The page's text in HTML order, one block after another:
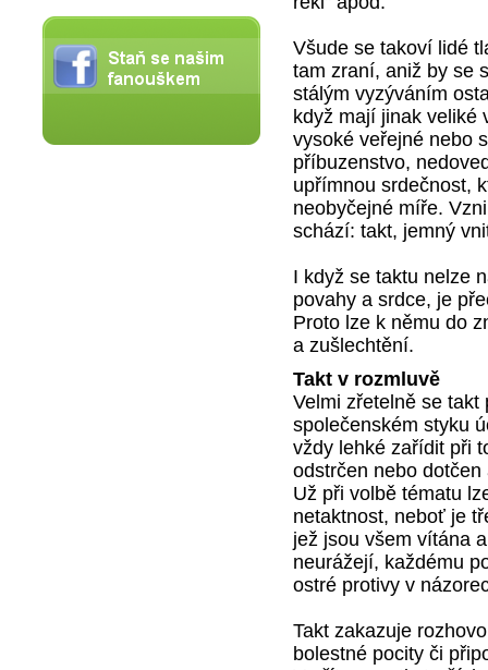
Všude se takoví lidé
tam zraní, aniž by se
stálým vyzýváním
když mají jinak veliké
vysoké veřejné nebo
příbuzenstvo,
upřímnou srdečnost,
neobyčejné míře.
schází: takt, jemný
I když se taktu nelze
povahy a srdce, je
Proto lze k němu do
a zušlechtění.
Takt v rozmluvě
Velmi zřetelně se
společenském styku
vždy lehké zařídit při
odstrčen nebo
Už při volbě tématu
netaktnost, neboť je
jež jsou všem vítána
neurážejí, každému
ostré protivy v
Takt zakazuje
bolestné pocity či